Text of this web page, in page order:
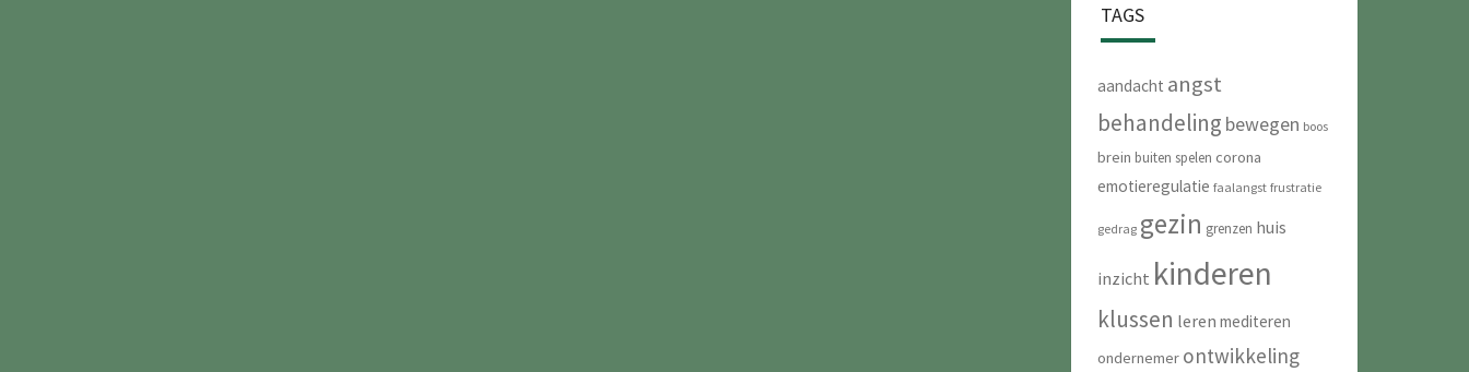
TAGS
aandacht angst
behandeling bewegen boos
brein buiten spelen corona
emotieregulatie faalangst frustratie
gedrag gezin grenzen huis
inzicht kinderen
klussen leren mediteren
ondernemer ontwikkeling